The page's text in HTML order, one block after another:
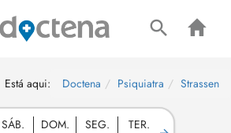
Está aqui: Doctena Psiquiatra Strassen
SÁB. DOM. SEG. TER.